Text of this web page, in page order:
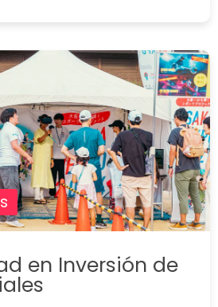
en Inversión de